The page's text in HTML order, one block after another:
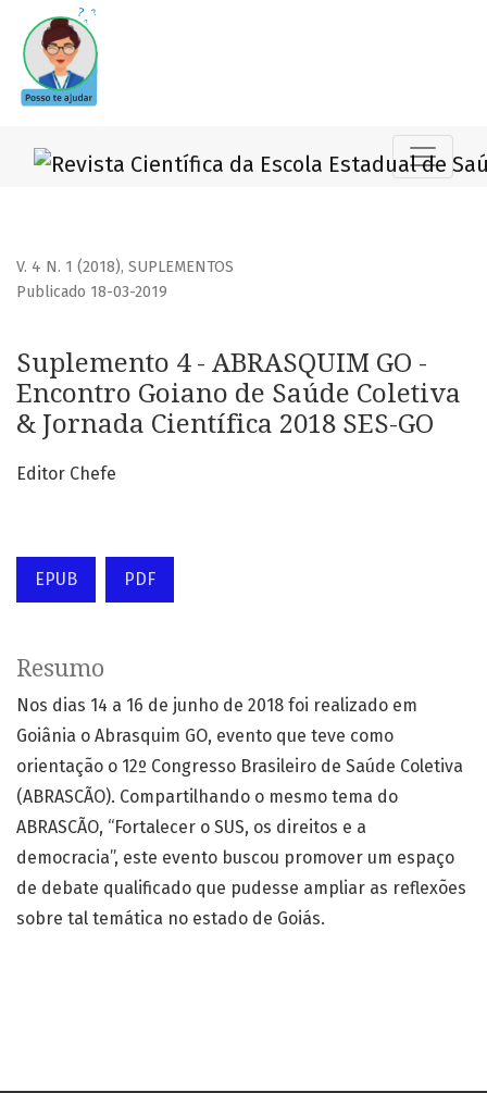
Suplemento 4 - ABRASQUIM GO - Encontro Goiano de
V. 4 N. 1 (2018), SUPLEMENTOS
Suplemento 4 - ABRASQUIM GO -
Encontro Goiano de Saúde Coletiva
& Jornada Científica 2018 SES-GO
Publicado 18-03-2019
Editor Chefe
EPUB PDF
Resumo
Nos dias 14 a 16 de junho de 2018 foi realizado em
Goiânia o Abrasquim GO, evento que teve como
orientação o 12º Congresso Brasileiro de Saúde Coletiva
(ABRASCÃO). Compartilhando o mesmo tema do
ABRASCÃO, “Fortalecer o SUS, os direitos e a
democracia”, este evento buscou promover um espaço
de debate qualificado que pudesse ampliar as reflexões
sobre tal temática no estado de Goiás.